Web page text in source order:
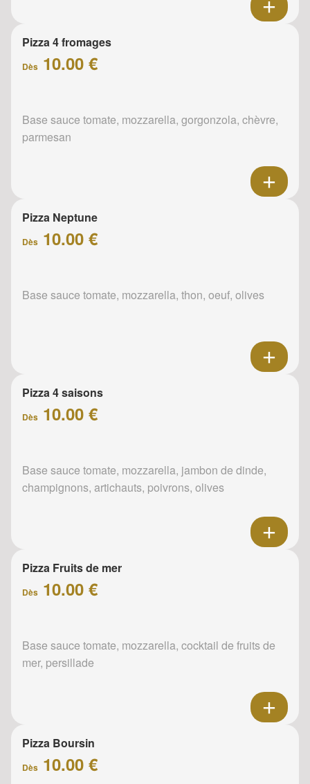
Pizza 4 fromages
Dès 10.00 €
Base sauce tomate, mozzarella, gorgonzola, chèvre,
parmesan
Pizza Neptune
Dès 10.00 €
Base sauce tomate, mozzarella, thon, oeuf, olives
Pizza 4 saisons
Dès 10.00 €
Base sauce tomate, mozzarella, jambon de dinde,
champignons, artichauts, poivrons, olives
Pizza Fruits de mer
Dès 10.00 €
Base sauce tomate, mozzarella, cocktail de fruits de
mer, persillade
Pizza Boursin
Dès 10.00 €